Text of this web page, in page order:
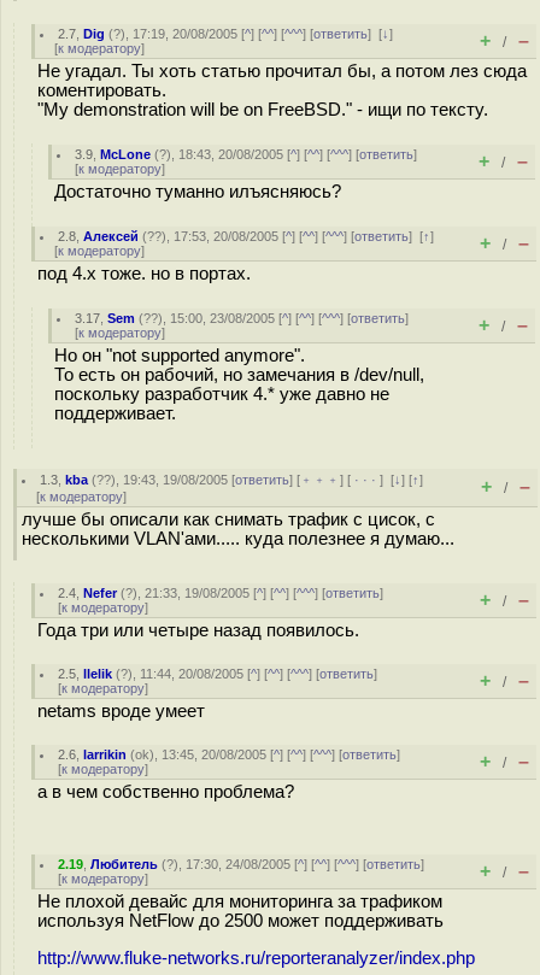
2.7 ,Dig (?), 17:19, 20/08/2005 [^] [^^] [^^^] [ответить][↓]
[к модератору] + / –
Не угадал. Ты хоть статью прочитал бы, а потом лез сюда
коментировать.
"My demonstration will be on FreeBSD." - ищи по тексту.
3.9 ,McLone (?), 18:43, 20/08/2005 [^] [^^] [^^^] [ответить]
[к модератору] + / –
Достаточно туманно илъясняюсь?
2.8 ,Алексей (??), 17:53, 20/08/2005 [^] [^^] [^^^] [ответить][↑]
[к модератору] + / –
под 4.x тоже. но в портах.
3.17 ,Sem (??), 15:00, 23/08/2005 [^] [^^] [^^^] [ответить]
[к модератору] + / –
Но он "not supported anymore".
То есть он рабочий, но замечания в /dev/null,
поскольку разработчик 4.* уже давно не
поддерживает.
1.3 ,kba (??), 19:43, 19/08/2005 [ответить] [ ﹢﹢﹢] [ · · ·][↓] [↑]
[к модератору] + / –
лучше бы описали как снимать трафик с цисок, с
несколькими VLAN'ами..... куда полезнее я думаю...
2.4 ,Nefer(?), 21:33, 19/08/2005 [^] [^^] [^^^] [ответить]
[к модератору] + / –
Года три или четыре назад появилось.
2.5 ,llelik (?), 11:44, 20/08/2005 [^] [^^] [^^^] [ответить]
[к модератору] + / –
netams вроде умеет
2.6 ,larrikin (ok), 13:45, 20/08/2005 [^] [^^] [^^^] [ответить]
[к модератору] + / –
а в чем собственно проблема?
2.19 ,Любитель (?), 17:30, 24/08/2005 [^] [^^] [^^^] [ответить]
[к модератору] + / –
Не плохой девайс для мониторинга за трафиком
используя NetFlow до 2500 может поддерживать
http://www.fluke-networks.ru/reporteranalyzer/index.php